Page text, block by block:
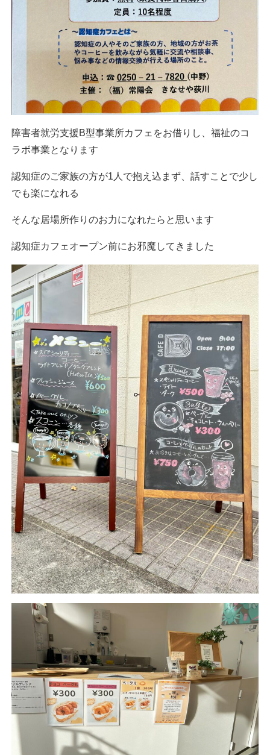
障害者就労支援B型事業所カフェをお借りし、福祉のコ
ラボ事業となります
認知症のご家族の方が1人で抱え込まず、話すことで少し
でも楽になれる
そんな居場所作りのお力になれたらと思います
認知症カフェオープン前にお邪魔してきました